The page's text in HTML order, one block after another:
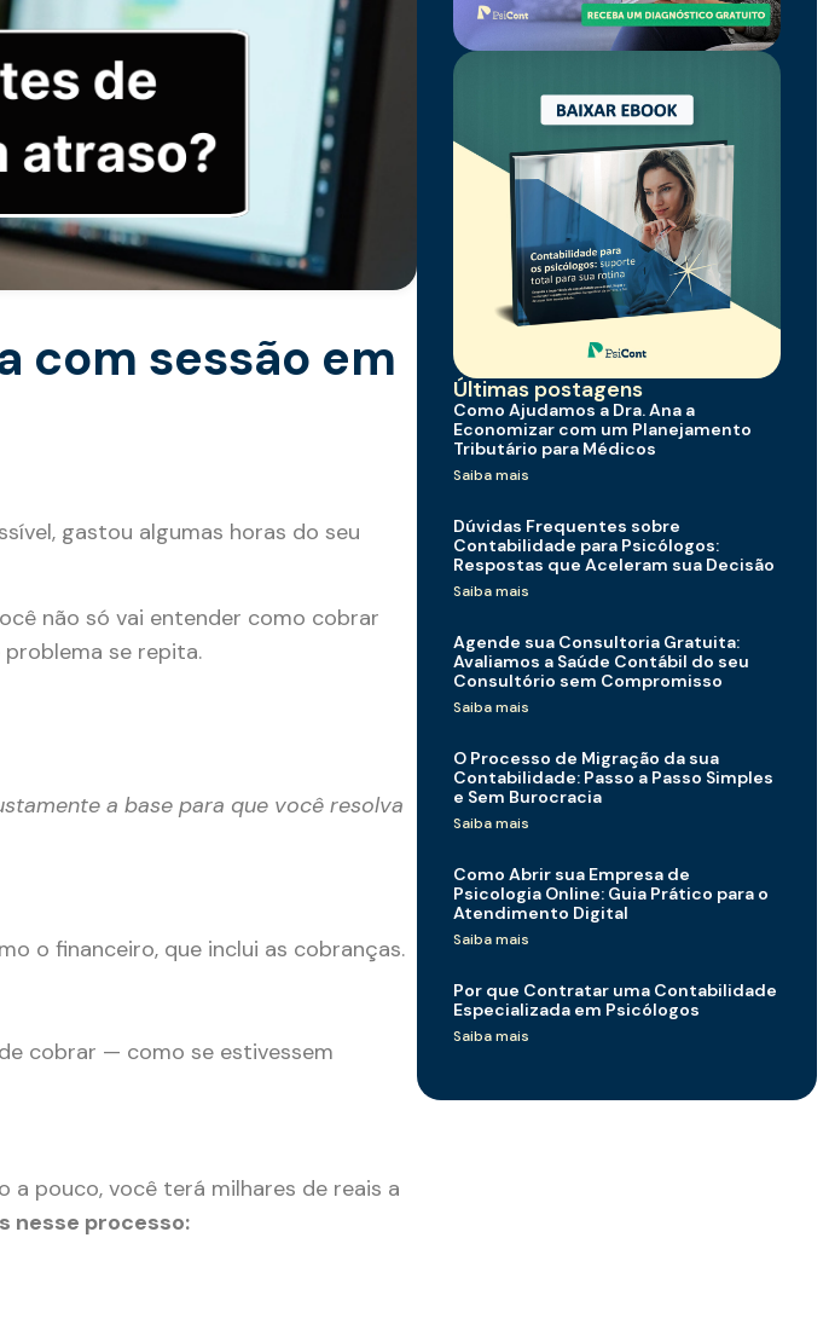
com sessão em
gastou algumas horas do seu
não só vai entender como cobrar
se repita.
a base para que você resolva
o financeiro, que inclui as cobranças.
cobrar — como se estivessem
pouco, você terá milhares de reais a
nesse processo:
Últimas postagens
Como Ajudamos a Dra. Ana a
Economizar com um Planejamento
Tributário para Médicos
Saiba mais
Dúvidas Frequentes sobre
Contabilidade para Psicólogos:
Respostas que Aceleram sua Decisão
Saiba mais
Agende sua Consultoria Gratuita:
Avaliamos a Saúde Contábil do seu
Consultório sem Compromisso
Saiba mais
O Processo de Migração da sua
Contabilidade: Passo a Passo Simples
e Sem Burocracia
Saiba mais
Como Abrir sua Empresa de
Psicologia Online: Guia Prático para o
Atendimento Digital
Saiba mais
Por que Contratar uma Contabilidade
Especializada em Psicólogos
Saiba mais